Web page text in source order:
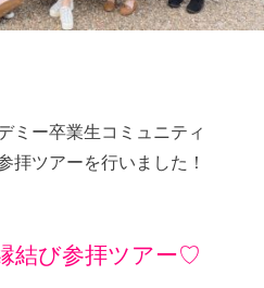
ミー卒業生コミュニティ
拝ツアーを行いました！
結び参拝ツアー♡